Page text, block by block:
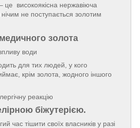
високоякісна нержавіюча
нічим не поступається золотим
золота
води
для тих людей, у кого
крім золота, жодного іншого
реакцію
біжутерією.
час тішити своїх власників у разі